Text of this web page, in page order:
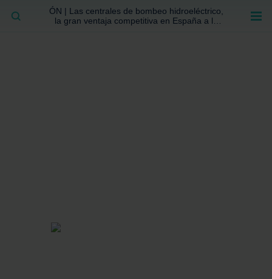
ÓN | Las centrales de bombeo hidroeléctrico,
la gran ventaja competitiva en España a la
BUSCAR